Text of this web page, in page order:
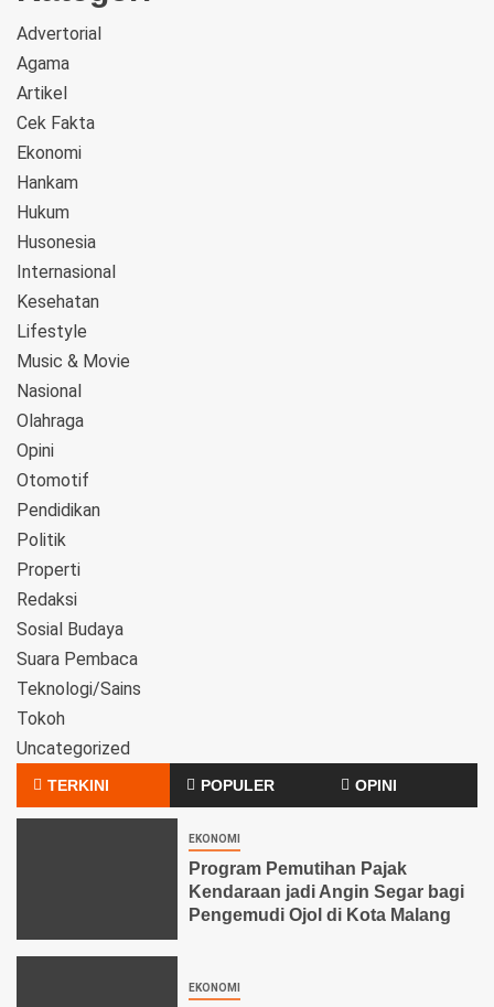
Advertorial
Agama
Artikel
Cek Fakta
Ekonomi
Hankam
Hukum
Husonesia
Internasional
Kesehatan
Lifestyle
Music & Movie
Nasional
Olahraga
Opini
Otomotif
Pendidikan
Politik
Properti
Redaksi
Sosial Budaya
Suara Pembaca
Teknologi/Sains
Tokoh
Uncategorized
TERKINI POPULER OPINI
EKONOMI
Program Pemutihan Pajak
Kendaraan jadi Angin Segar bagi
Pengemudi Ojol di Kota Malang
EKONOMI